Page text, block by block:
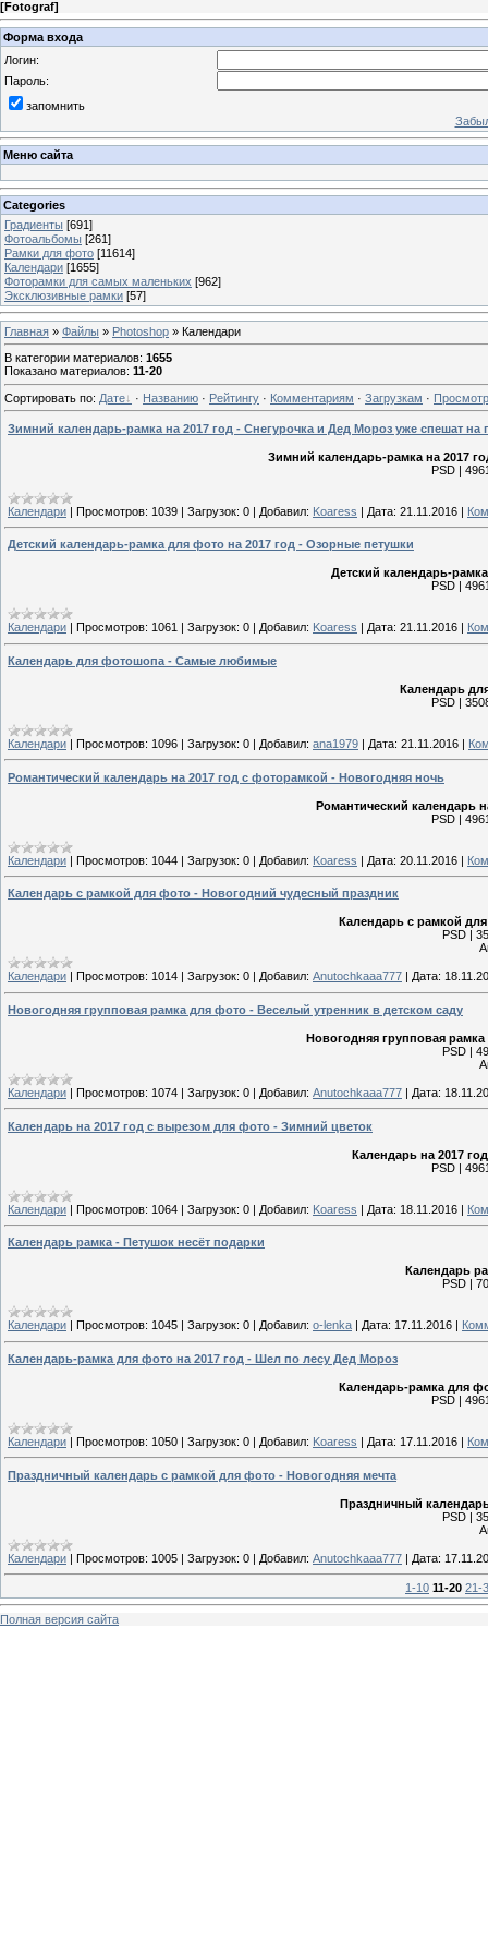
[Fotograf]
Форма входа
Логин:
Пароль:
запомнить
Меню сайта
Categories
Градиенты [691]
Фотоальбомы [261]
Рамки для фото [11614]
Календари [1655]
Фоторамки для самых маленьких [962]
Эксклюзивные рамки [57]
Главная » Файлы » Photoshop » Календари
В категории материалов: 1655
Показано материалов: 11-20
Сортировать по: Дате · Названию · Рейтингу · Комментариям · Загрузкам ·
Зимний календарь-рамка на 2017 год - Снегурочка и Дед Мороз уже спешат на
Зимний календарь-рамка на 2017
PSD |
Календари | Просмотров: 1039 | Загрузок: 0 | Добавил: Koaress | Дата: 21.11.2016 |
Детский календарь-рамка для фото на 2017 год - Озорные петушки
Детский календарь-
PSD |
Календари Просмотров: 1061 Загрузок: 0 Добавил: Koaress Дата: 21.11.2016
Календарь для фотошопа - Самые любимые
Календарь
PSD |
Календари | Просмотров: 1096 | Загрузок: 0 | Добавил: ana1979 | Дата: 21.11.2016 |
Романтический календарь на 2017 год с фоторамкой - Новогодняя ночь
Романтический календарь
PSD |
Календари | Просмотров: 1044 | Загрузок: 0 | Добавил: Koaress | Дата: 20.11.2016 |
Календарь с рамкой для фото - Новогодний чудесный праздник
Календарь с рамкой
PSD |
Календари Просмотров: 1014 Загрузок: 0 Добавил: Anutochkaaa777 Дата:
Новогодняя групповая рамка для фото - Веселый утренник в детском саду
Новогодняя групповая
PSD |
Календари | Просмотров: 1074 | Загрузок: 0 | Добавил: Anutochkaaa777 | Дата:
Календарь на 2017 год с вырезом для фото - Зимний цветок
Календарь на 2017
PSD |
Календари | Просмотров: 1064 | Загрузок: 0 | Добавил: Koaress | Дата: 18.11.2016 |
Календарь рамка - Петушок несёт подарки
Календарь
PSD |
Календари | Просмотров: 1045 | Загрузок: 0 | Добавил: o-lenka | Дата: 17.11.2016 |
Календарь-рамка для фото на 2017 год - Шел по лесу Дед Мороз
Календарь-рамка для
PSD |
Календари | Просмотров: 1050 | Загрузок: 0 | Добавил: Koaress | Дата: 17.11.2016 |
Праздничный календарь с рамкой для фото - Новогодняя мечта
Праздничный
PSD |
Календари | Просмотров: 1005 | Загрузок: 0 | Добавил: Anutochkaaa777 | Дата:
1-10 11-20 21-
Полная версия сайта